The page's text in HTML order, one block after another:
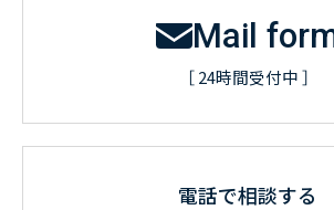
Mail
［ 24時間受付中 ］
電話で相談する